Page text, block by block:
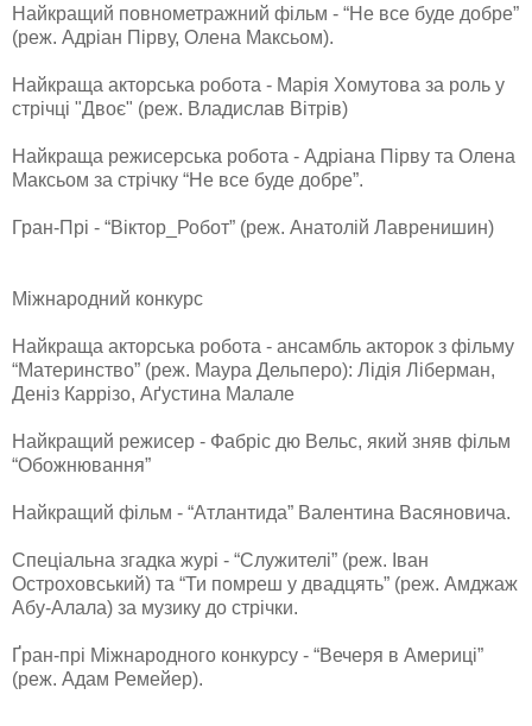
Найкращий повнометражний фільм - “Не все буде добре”
(реж. Адріан Пірву, Олена Максьом).
Найкраща акторська робота - Марія Хомутова за роль у
стрічці "Двоє" (реж. Владислав Вітрів)
Найкраща режисерська робота - Адріана Пірву та Олена
Максьом за стрічку “Не все буде добре”.
Гран-Прі - “Віктор_Робот” (реж. Анатолій Лавренишин)
Міжнародний конкурс
Найкраща акторська робота - ансамбль акторок з фільму
“Материнство” (реж. Маура Дельперо): Лідія Ліберман,
Деніз Каррізо, Аґустина Малале
Найкращий режисер - Фабріс дю Вельс, який зняв фільм
“Обожнювання”
Найкращий фільм - “Атлантида” Валентина Васяновича.
Спеціальна згадка журі - “Служителі” (реж. Іван
Остроховський) та “Ти помреш у двадцять” (реж. Амджаж
Абу-Алала) за музику до стрічки.
Ґран-прі Міжнародного конкурсу - “Вечеря в Америці”
(реж. Адам Ремейер).